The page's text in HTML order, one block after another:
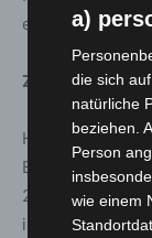
erfolgreiches
Zahlen und
Hanöversch
Bierspezialität
2007 alljährlich
in Hannover
a)
die sich
natürliche
beziehen.
Person
wie einem